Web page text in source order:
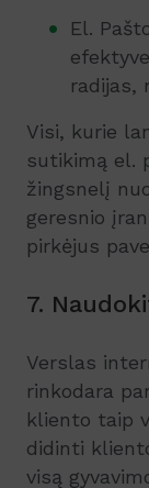
El.
radijas,
Visi, kurie
sutikimą el.
žingsnelį
geresnio
pirkėjus
7.
Verslas
rinkodara
kliento taip
didinti
visą